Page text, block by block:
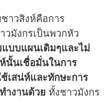
าวสิงห์คือการ
มังกรเป็นพวกหัว
บบแผนเดิมๆและไม่
นั้นเชื่อมั่นในการ
เสน่ห์และทักษะการ
ำงานด้วย ทั้งชาวมังกร